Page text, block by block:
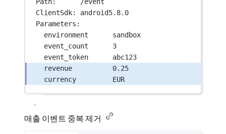
Path:      /event
ClientSdk: android5.8.0
Parameters:
environment      sandbox
event_count      3
event_token      abc123
revenue          0.25
currency         EUR
매출 이벤트 중복 제거